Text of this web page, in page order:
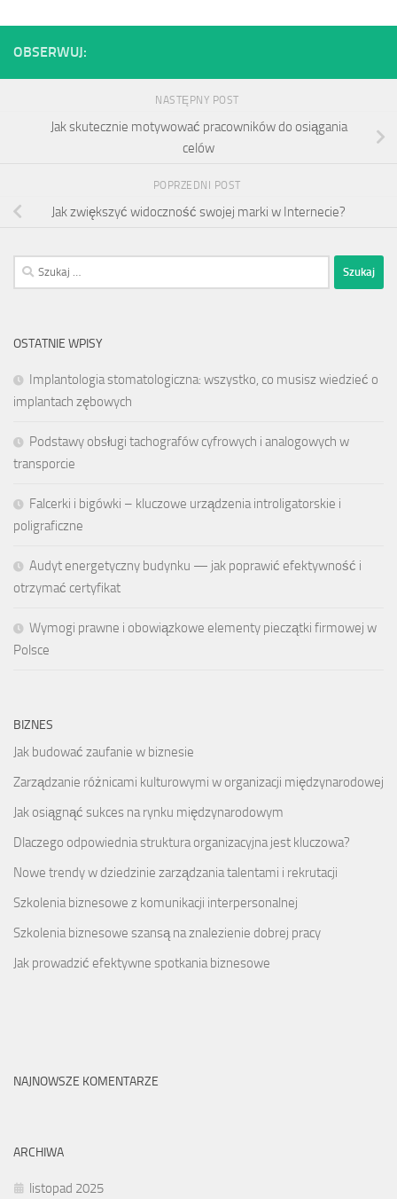
OBSERWUJ:
NASTĘPNY POST
Jak skutecznie motywować pracowników do osiągania
celów
POPRZEDNI POST
Jak zwiększyć widoczność swojej marki w Internecie?
Szukaj:
OSTATNIE WPISY
Implantologia stomatologiczna: wszystko, co musisz wiedzieć o
implantach zębowych
Podstawy obsługi tachografów cyfrowych i analogowych w
transporcie
Falcerki i bigówki – kluczowe urządzenia introligatorskie i
poligraficzne
Audyt energetyczny budynku — jak poprawić efektywność i
otrzymać certyfikat
Wymogi prawne i obowiązkowe elementy pieczątki firmowej w
Polsce
BIZNES
Jak budować zaufanie w biznesie
Zarządzanie różnicami kulturowymi w organizacji międzynarodowej
Jak osiągnąć sukces na rynku międzynarodowym
Dlaczego odpowiednia struktura organizacyjna jest kluczowa?
Nowe trendy w dziedzinie zarządzania talentami i rekrutacji
Szkolenia biznesowe z komunikacji interpersonalnej
Szkolenia biznesowe szansą na znalezienie dobrej pracy
Jak prowadzić efektywne spotkania biznesowe
NAJNOWSZE KOMENTARZE
ARCHIWA
listopad 2025